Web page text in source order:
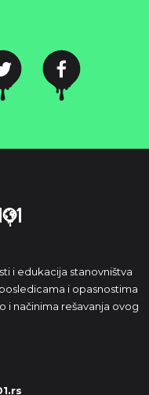
i edukacija stanovništva
i opasnostima
i načinima rešavanja ovog